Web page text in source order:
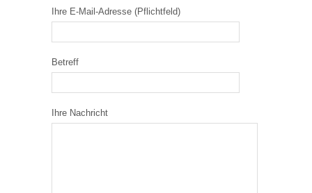
Ihre E-Mail-Adresse (Pflichtfeld)
Betreff
Ihre Nachricht